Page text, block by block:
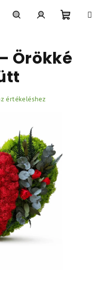
Örökké
értékeléshez